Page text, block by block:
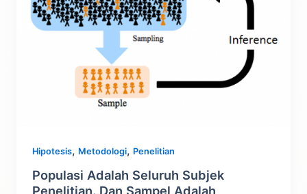
Hipotesis, Metodologi, Penelitian
Populasi Adalah Seluruh Subjek
Penelitian. Dan Sampel Adalah